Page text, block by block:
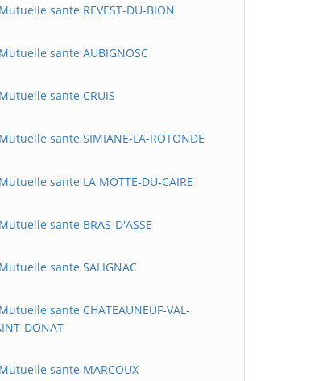
Mutuelle sante REVEST-DU-BION
Mutuelle sante AUBIGNOSC
Mutuelle sante CRUIS
Mutuelle sante SIMIANE-LA-ROTONDE
Mutuelle sante LA MOTTE-DU-CAIRE
Mutuelle sante BRAS-D'ASSE
Mutuelle sante SALIGNAC
Mutuelle sante CHATEAUNEUF-VAL-
DONAT
Mutuelle sante MARCOUX